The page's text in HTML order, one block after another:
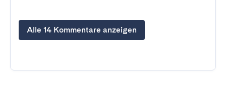
Alle 14 Kommentare anzeigen